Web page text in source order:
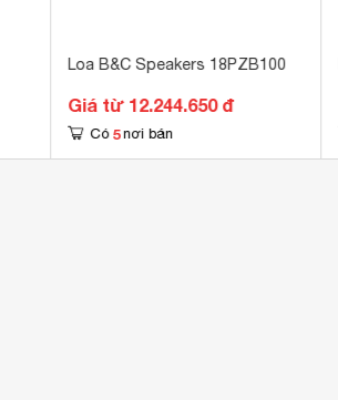
Loa B&C Speakers 18PZB100
Giá từ 12.244.650 đ
Có 5 nơi bán